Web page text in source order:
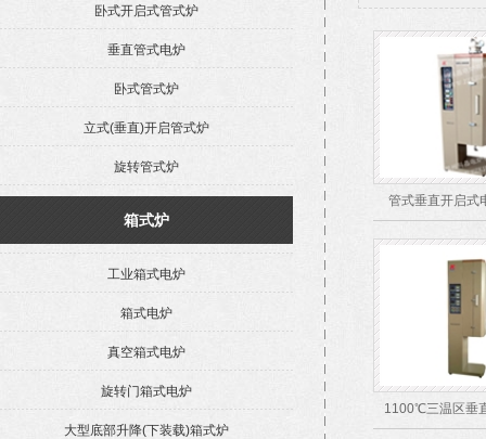
卧式开启式管式炉
垂直管式电炉
卧式管式炉
立式(垂直)开启管式炉
旋转管式炉
箱式炉
工业箱式电炉
箱式电炉
真空箱式电炉
旋转门箱式电炉
大型底部升降(下装载)箱式炉
管式垂直开启式
1100℃三温区垂